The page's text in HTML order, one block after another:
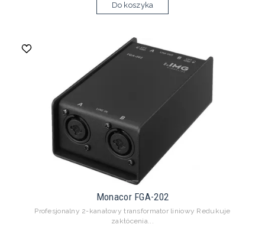
Do koszyka
Monacor FGA-202
Profesjonalny 2-kanałowy transformator liniowy Redukuje
zakłócenia...